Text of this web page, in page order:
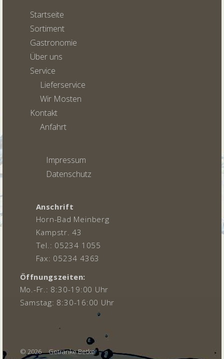
Startseite
Sortiment
Gastronomie
Über uns
Service
Lieferservice
Wir Mosten
Kontakt
Anfahrt
Impressum
Datenschutz
Anschrift
Horn-Bad Meinberg
Kampstr. 43
Tel.: 05234 1055
Fax: 05234 4363
Öffnungszeiten:
Mo.-Fr.: 8:30-19:00 Uhr
Samstag: 8:30-16:00 Uhr
© 2026 Getränke Betke